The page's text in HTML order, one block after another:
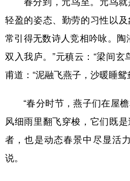
轻盈的姿态、勤劳的习性以
常引得无数诗人竞相吟咏。陶
双入我庐。”元稹云：“梁间玄
甫道：“泥融飞燕子，沙暖睡鸳
“春分时节，燕子们在屋檐
风细雨里翻飞穿梭，它们既
者，也是动态春景中尽显活
说。